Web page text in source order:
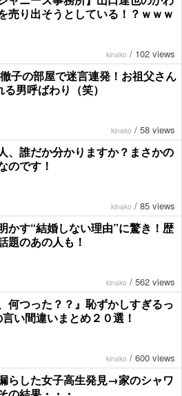
売り出そうとしている！？ｗｗｗ
kinako / 102 views
子の部屋で迷言連発！お祖父さん
男呼ばわり（笑）
kinako / 58 views
、誰だか分かりますか？まさかの
のです！
kinako / 85 views
かす“結婚しない理由”に驚き！歴
題のあの人も！
kinako / 562 views
何つった？？』恥ずかしすぎるっ
い間違いまとめ２０選！
kinako / 600 views
らした女子高生発見→家のシャワ